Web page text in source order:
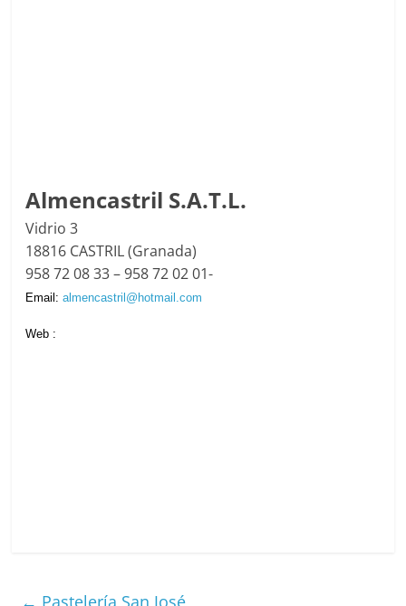
Almencastril S.A.T.L.
Vidrio 3
18816 CASTRIL (Granada)
958 72 08 33 – 958 72 02 01-
Email:almencastril@hotmail.com
Web :